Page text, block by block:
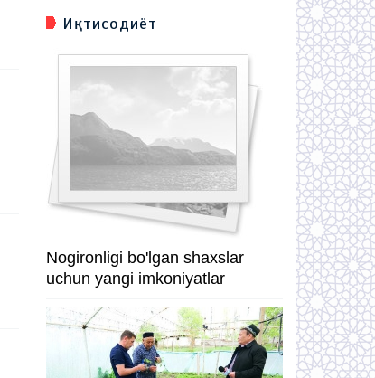
Иқтисодиёт
Nogironligi bo'lgan shaxslar
uchun yangi imkoniyatlar